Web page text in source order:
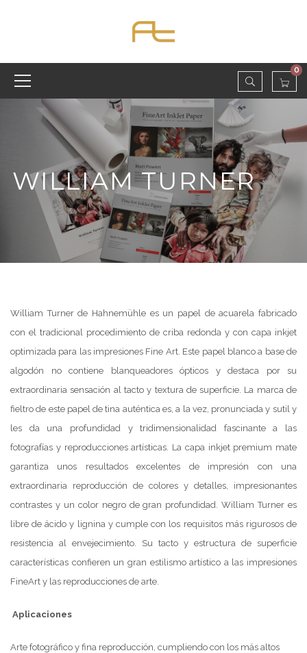
0
WILLIAM TURNER
William Turner de Hahnemühle es un papel de acuarela fabricado
con el tradicional procedimiento de criba redonda y con capa inkjet
optimizada para las impresiones Fine Art. Este papel blanco a base de
algodón no contiene blanqueadores ópticos y destaca por su
extraordinaria sensación al tacto y textura de superficie. La marca de
fieltro de este papel de tina auténtica es, a la vez, pronunciada y sutil y
les da una profundidad y tridimensionalidad fascinante a las
fotografías y reproducciones artísticas. La capa inkjet premium mate
garantiza unos resultados excelentes de impresión con una
extraordinaria reproducción de colores y detalles, impresionantes
contrastes y un color negro de gran profundidad. William Turner es
libre de ácido y lignina y cumple con los requisitos más rigurosos de
resistencia al envejecimiento. Su tacto y estructura de superficie
características confieren un gran estilismo artístico a las impresiones
FineArt y las reproducciones de arte.
Aplicaciones
Arte fotográfico y fina reproducción, cumpliendo con los más altos